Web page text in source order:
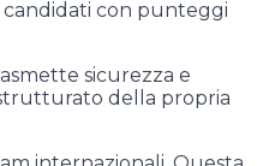
candidati con punteggi
sicurezza e
della propria